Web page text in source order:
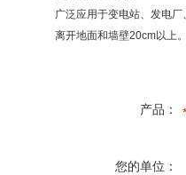
广泛应用于变电站、发电
离开地面和墙壁20cm以上
产品：
您的单位：